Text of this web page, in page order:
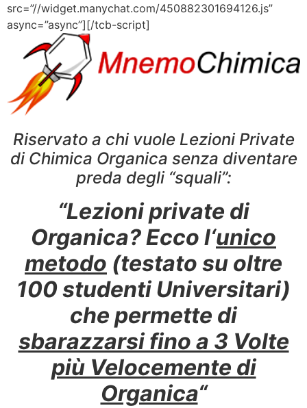
src=”//widget.manychat.com/450882301694126.js”
async=”async”][/tcb-script]
Riservato a chi vuole Lezioni Private
di Chimica Organica senza diventare
preda degli “squali”:
“Lezioni private di
Organica? Ecco l‘unico
metodo (testato su oltre
100 studenti Universitari)
che permette di
sbarazzarsi fino a 3 Volte
più Velocemente di
Organica“